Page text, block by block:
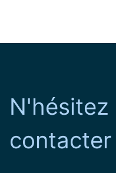
N'hésitez
contacter